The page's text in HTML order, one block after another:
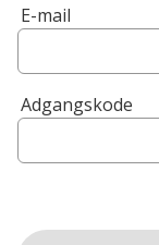
E-mail
Adgangskode